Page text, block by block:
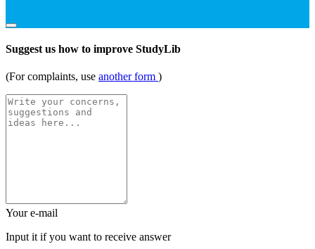
Suggest us how to improve StudyLib
(For complaints, use another form )
Your e-mail
Input it if you want to receive answer